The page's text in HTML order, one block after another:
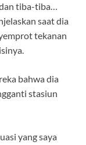
dan tiba-tiba…
saat dia
tekanan
bahwa dia
stasiun
yang saya